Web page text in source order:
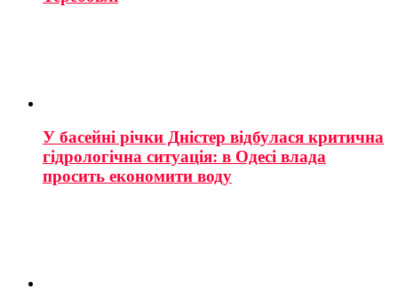
У басейні річки Дністер відбулася критична
гідрологічна ситуація: в Одесі влада
просить економити воду